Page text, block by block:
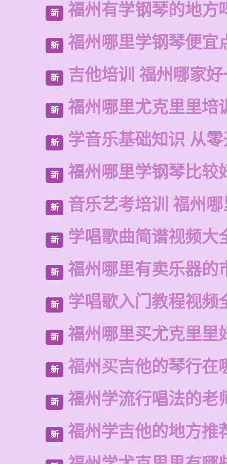
新 福州有学钢琴的地方
新 福州哪里学钢琴便宜
新 吉他培训 福州哪家
新 福州哪里尤克里里培
新 学音乐基础知识 从
新 福州哪里学钢琴比较
新 音乐艺考培训 福州
新 学唱歌曲简谱视频大
新 福州哪里有卖乐器的
新 学唱歌入门教程视频
新 福州哪里买尤克里里
新 福州买吉他的琴行在
新 福州学流行唱法的老
新 福州学吉他的地方推